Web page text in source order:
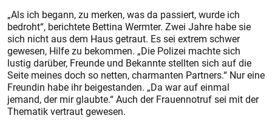
„Als ich begann, zu merken, was da passiert, wurde ich
bedroht“, berichtete Bettina Wermter. Zwei Jahre habe sie
sich nicht aus dem Haus getraut. Es sei extrem schwer
gewesen, Hilfe zu bekommen. „Die Polizei machte sich
lustig darüber, Freunde und Bekannte stellten sich auf die
Seite meines doch so netten, charmanten Partners.“ Nur eine
Freundin habe ihr beigestanden. „Da war auf einmal
jemand, der mir glaubte.“ Auch der Frauennotruf sei mit der
Thematik vertraut gewesen.